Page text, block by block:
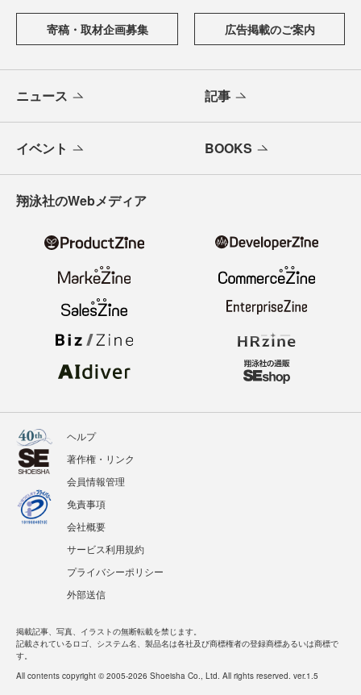
寄稿・取材企画募集 広告掲載のご案内
ニュース 記事
イベント BOOKS
翔泳社のWebメディア
ヘルプ
著作権・リンク
会員情報管理
免責事項
会社概要
サービス利用規約
プライバシーポリシー
外部送信
掲載記事、写真、イラストの無断転載を禁じます。
記載されているロゴ、システム名、製品名は各社及び商標権者の登録商標あるいは商標で
す。
All contents copyright © 2005-2026 Shoeisha Co., Ltd. All rights reserved. ver.1.5